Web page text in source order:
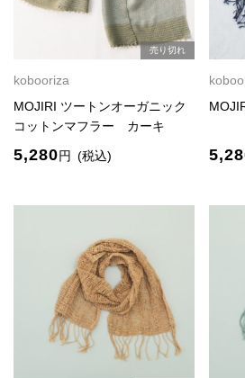
し
た。
で
す。
kobooriza
売り切れ
MOJIRI ツートンオーガニック
コットンマフラー カーキ
5,280円 (税込)